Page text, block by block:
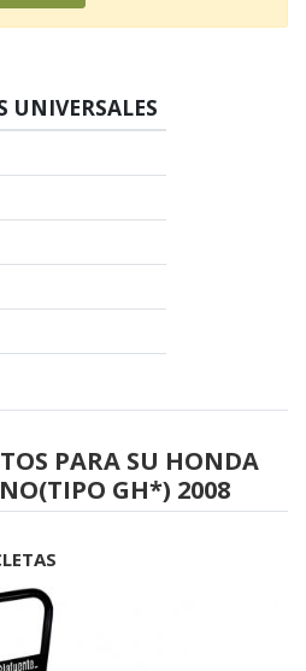
UNIVERSALES
PARA SU HONDA
GH*) 2008